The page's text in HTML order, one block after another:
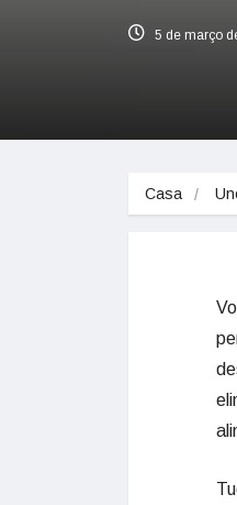
5 de março
Casa